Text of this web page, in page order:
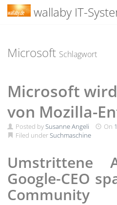
content
wallaby IT-
Microsoft Schlagwort
Microsoft
von Mozilla-
Posted bySusanne Angeli On
Filed underSuchmaschine
Umstrittene
Google-CEO
Community